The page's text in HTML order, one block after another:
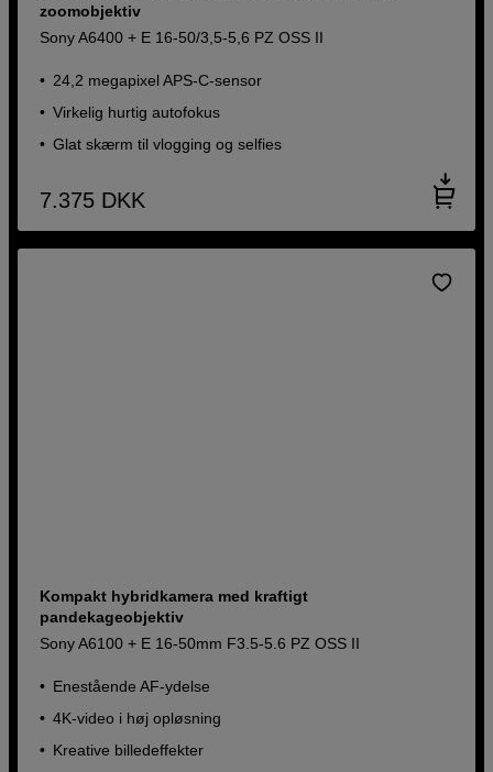
zoomobjektiv
Sony A6400 + E 16-50/3,5-5,6 PZ OSS II
24,2 megapixel APS-C-sensor
Virkelig hurtig autofokus
Glat skærm til vlogging og selfies
7.375 DKK
Kompakt hybridkamera med kraftigt
pandekageobjektiv
Sony A6100 + E 16-50mm F3.5-5.6 PZ OSS II
Enestående AF-ydelse
4K-video i høj opløsning
Kreative billedeffekter